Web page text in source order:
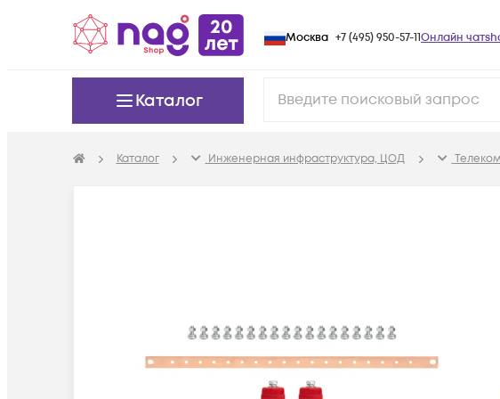
Москва +7 (495) 950-57-11Онлайн чат
Каталог
Каталог Инженерная инфраструктура, ЦОД